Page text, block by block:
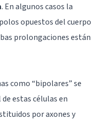
. En algunos casos la
opuestos del cuerpo
prolongaciones están
como “bipolares” se
estas células en
por axones y